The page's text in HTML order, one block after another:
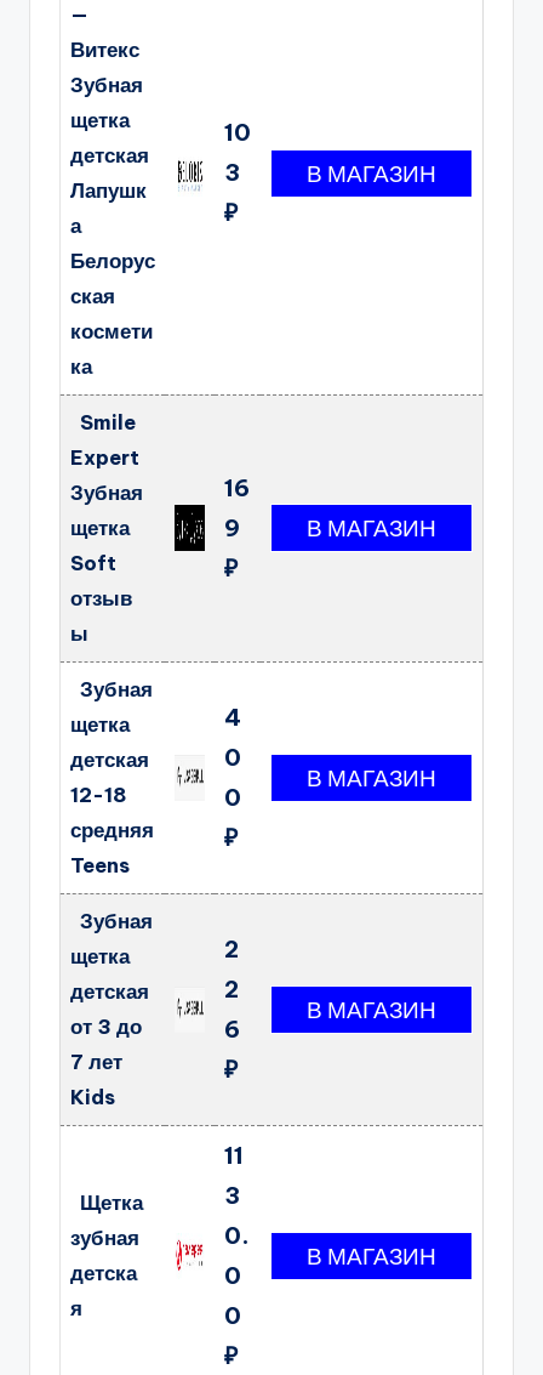
—
Витекс
Зубная
щетка
детская
Лапушк
а
Белорус
ская
космети
ка
10
3
₽
Smile
Expert
Зубная
щетка
Soft
отзыв
ы
16
9
₽
Зубная
щетка
детская
12-18
средняя
Teens
4
0
0
₽
Зубная
щетка
детская
от 3 до
7 лет
Kids
2
2
6
₽
Щетка
зубная
детска
я
11
3
0.
0
0
₽